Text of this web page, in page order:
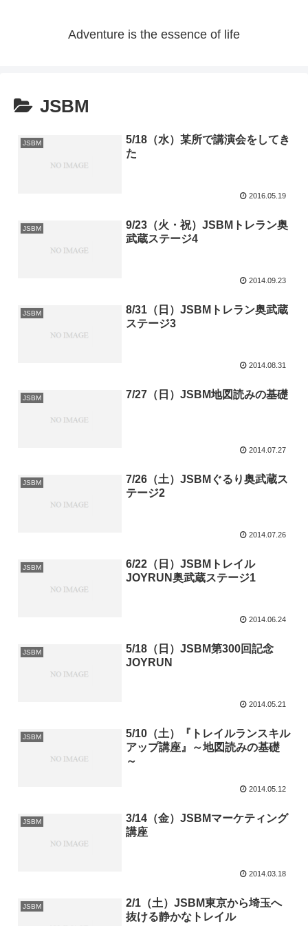
Adventure is the essence of life
JSBM
JSBM
5/18（水）某所で講演会をしてき
た
2016.05.19
JSBM
9/23（火・祝）JSBMトレラン奥
武蔵ステージ4
2014.09.23
JSBM
8/31（日）JSBMトレラン奥武蔵
ステージ3
2014.08.31
JSBM 7/27（日）JSBM地図読みの基礎
2014.07.27
JSBM
7/26（土）JSBMぐるり奥武蔵ス
テージ2
2014.07.26
JSBM
6/22（日）JSBMトレイル
JOYRUN奥武蔵ステージ1
2014.06.24
JSBM
5/18（日）JSBM第300回記念
JOYRUN
2014.05.21
JSBM
5/10（土）『トレイルランスキル
アップ講座』～地図読みの基礎
～
2014.05.12
JSBM
3/14（金）JSBMマーケティング
講座
2014.03.18
JSBM
2/1（土）JSBM東京から埼玉へ
抜ける静かなトレイル